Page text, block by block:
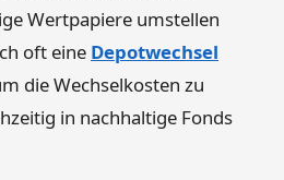
Wertpapiere umstellen
oft eine Depotwechsel
die Wechselkosten zu
in nachhaltige Fonds